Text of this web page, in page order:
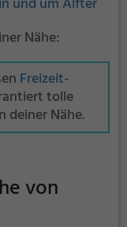
Nähe:
Freizeit-
tolle
deiner Nähe.
von